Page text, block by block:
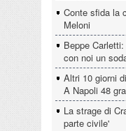
Conte sfida la
Meloni
Beppe
con noi un
Altri 10 giorni
A Napoli 48
La strage di
parte civile'